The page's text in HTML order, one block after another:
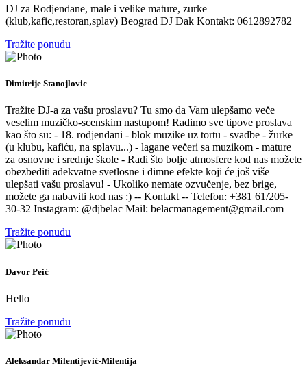
DJ za Rodjendane, male i velike mature, zurke
(klub,kafic,restoran,splav) Beograd DJ Dak Kontakt: 0612892782
Tražite ponudu
Dimitrije Stanojlovic
Tražite DJ-a za vašu proslavu? Tu smo da Vam ulepšamo veče
veselim muzičko-scenskim nastupom! Radimo sve tipove proslava
kao što su: - 18. rodjendani - blok muzike uz tortu - svadbe - žurke
(u klubu, kafiću, na splavu...) - lagane večeri sa muzikom - mature
za osnovne i srednje škole - Radi što bolje atmosfere kod nas možete
obezbediti adekvatne svetlosne i dimne efekte koji će još više
ulepšati vašu proslavu! - Ukoliko nemate ozvučenje, bez brige,
možete ga nabaviti kod nas :) -- Kontakt -- Telefon: +381 61/205-
30-32 Instagram: @djbelac Mail: belacmanagement@gmail.com
Tražite ponudu
Davor Peić
Hello
Tražite ponudu
Aleksandar Milentijević-Milentija